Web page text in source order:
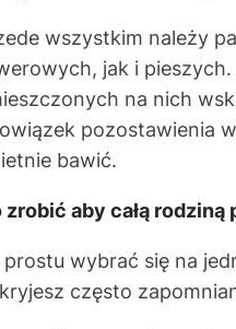
wszystkim należy
jak i
na nich
pozostawienia
bawić.
zrobić aby całą
prostu wybrać się na
często